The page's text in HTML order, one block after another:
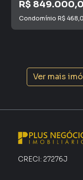
R$
Condomínio R$
Ver mais
CRECI: 27276J